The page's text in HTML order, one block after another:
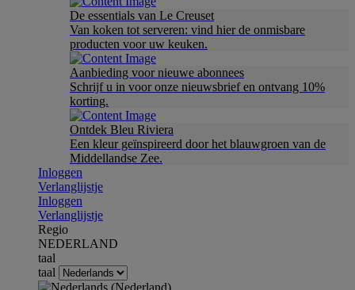
De essentials van Le Creuset
Van koken tot serveren: vind hier de onmisbare
producten voor uw keuken.
Aanbieding voor nieuwe abonnees
Schrijf u in voor onze nieuwsbrief en ontvang 10%
korting.
Ontdek Bleu Riviera
Een kleur geïnspireerd door het blauwgroen van de
Middellandse Zee.
Inloggen
Verlanglijstje
Inloggen
Verlanglijstje
Regio
NEDERLAND
taal
taal